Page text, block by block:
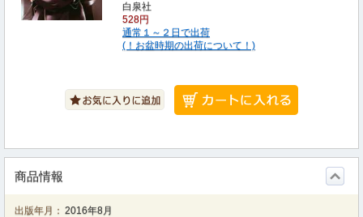
白泉社
528円
通常１～２日で出荷
(！お盆時期の出荷について！)
商品情報
出版年月： 2016年8月